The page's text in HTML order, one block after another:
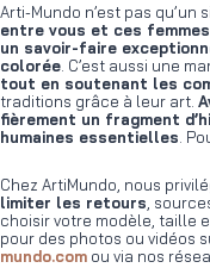
Arti-Mundo n’est pas qu’un
entre vous et ces
un savoir-faire
colorée . C’est aussi une
tout en soutenant les
traditions grâce à leur art.
fièrement un fragment
humaines essentielles .
Chez ArtiMundo, nous
limiter les retours,
choisir votre modèle, taille
pour des photos ou vidéos
mundo.com ou via nos